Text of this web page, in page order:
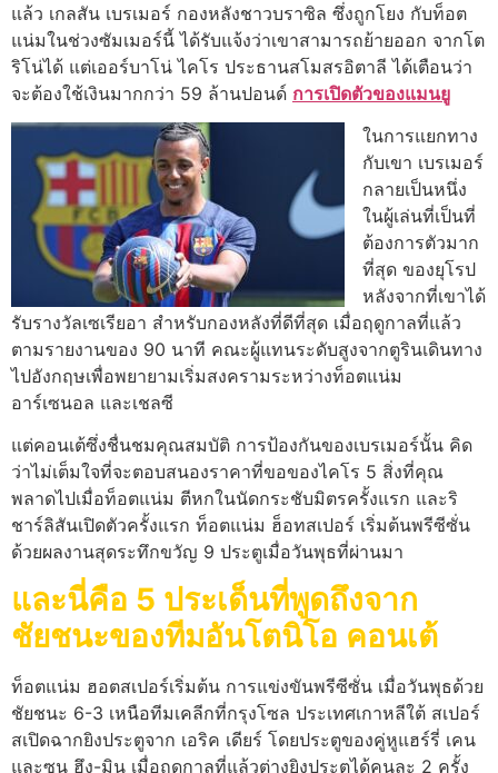
แล้ว เกลสัน เบรเมอร์ กองหลังชาวบราซิล ซึ่งถูกโยง กับท็อต
แน่มในช่วงซัมเมอร์นี้ ได้รับแจ้งว่าเขาสามารถย้ายออก จากโต
ริโน่ได้ แต่เออร์บาโน่ ไคโร ประธานสโมสรอิตาลี ได้เตือนว่า
จะต้องใช้เงินมากกว่า 59 ล้านปอนด์ การเปิดตัวของแมนยู
ในการแยกทาง
กับเขา เบรเมอร์
กลายเป็นหนึ่ง
ในผู้เล่นที่เป็นที่
ต้องการตัวมาก
ที่สุด ของยุโรป
หลังจากที่เขาได้
รับรางวัลเซเรียอา สําหรับกองหลังที่ดีที่สุด เมื่อฤดูกาลที่แล้ว
ตามรายงานของ 90 นาที คณะผู้แทนระดับสูงจากตูรินเดินทาง
ไปอังกฤษเพื่อพยายามเริ่มสงครามระหว่างท็อตแน่ม
อาร์เซนอล และเชลซี
แต่คอนเต้ซึ่งชื่นชมคุณสมบัติ การป้องกันของเบรเมอร์นั้น คิด
ว่าไม่เต็มใจที่จะตอบสนองราคาที่ขอของไคโร 5 สิ่งที่คุณ
พลาดไปเมื่อท็อตแน่ม ตีหกในนัดกระชับมิตรครั้งแรก และริ
ชาร์ลิสันเปิดตัวครั้งแรก ท็อตแน่ม ฮ็อทสเปอร์ เริ่มต้นพรีซีซั่น
ด้วยผลงานสุดระทึกขวัญ 9 ประตูเมื่อวันพุธที่ผ่านมา
และนี่คือ 5 ประเด็นที่พูดถึงจาก
ชัยชนะของทีมอันโตนิโอ คอนเต้
ท็อตแน่ม ฮอตสเปอร์เริ่มต้น การแข่งขันพรีซีซั่น เมื่อวันพุธด้วย
ชัยชนะ 6-3 เหนือทีมเคลีกที่กรุงโซล ประเทศเกาหลีใต้ สเปอร์
สเปิดฉากยิงประตูจาก เอริค เดียร์ โดยประตูของคู่หูแฮร์รี่ เคน
และซน ฮึง-มิน เมื่อฤดูกาลที่แล้วต่างยิงประตูได้คนละ 2 ครั้ง